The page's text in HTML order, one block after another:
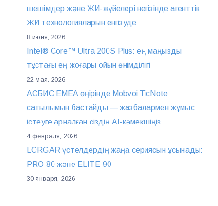
шешімдер және ЖИ-жүйелері негізінде агенттік
ЖИ технологияларын енгізуде
8 июня, 2026
Intel® Core™ Ultra 200S Plus: ең маңызды
тұстағы ең жоғары ойын өнімділігі
22 мая, 2026
АСБИС EMEA өңірінде Mobvoi TicNote
сатылымын бастайды — жазбалармен жұмыс
істеуге арналған сіздің AI-көмекшіңіз
4 февраля, 2026
LORGAR үстелдердің жаңа сериясын ұсынады:
PRO 80 және ELITE 90
30 января, 2026